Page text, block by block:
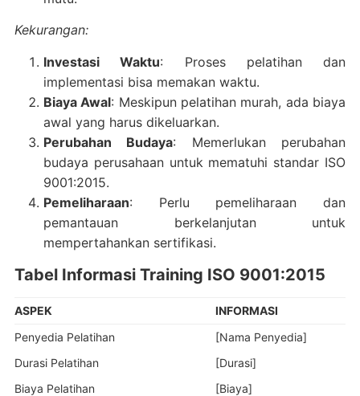
Kekurangan:
Investasi Waktu: Proses pelatihan dan
implementasi bisa memakan waktu.
Biaya Awal: Meskipun pelatihan murah, ada biaya
awal yang harus dikeluarkan.
Perubahan Budaya: Memerlukan perubahan
budaya perusahaan untuk mematuhi standar ISO
9001:2015.
Pemeliharaan: Perlu pemeliharaan dan
pemantauan berkelanjutan untuk
mempertahankan sertifikasi.
Tabel Informasi Training ISO 9001:2015
ASPEK
INFORMASI
Penyedia Pelatihan
[Nama Penyedia]
Durasi Pelatihan
[Durasi]
Biaya Pelatihan
[Biaya]